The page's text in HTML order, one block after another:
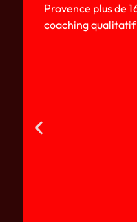
Provence plus de
coaching